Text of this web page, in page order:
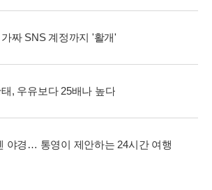
짜 SNS 계정까지 '활개'
, 우유보다 25배나 높다
야경… 통영이 제안하는 24시간 여행